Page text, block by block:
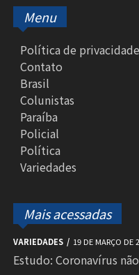
Menu
Política de privacidade
Contato
Brasil
Colunistas
Paraíba
Policial
Política
Variedades
Mais acessadas
VARIEDADES 19 DE MARÇO DE
Estudo: Coronavírus